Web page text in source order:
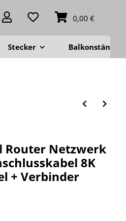
0,00 €
Stecker Balkonständer
Router Netzwerk
8K
+ Verbinder